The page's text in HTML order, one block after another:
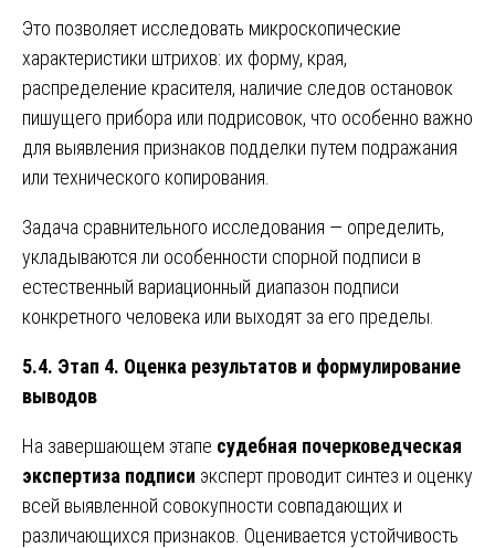
Это позволяет исследовать микроскопические
характеристики штрихов: их форму, края,
распределение красителя, наличие следов остановок
пишущего прибора или подрисовок, что особенно важно
для выявления признаков подделки путем подражания
или технического копирования.
Задача сравнительного исследования — определить,
укладываются ли особенности спорной подписи в
естественный вариационный диапазон подписи
конкретного человека или выходят за его пределы.
5.4. Этап 4. Оценка результатов и формулирование
выводов
На завершающем этапе судебная почерковедческая
экспертиза подписи эксперт проводит синтез и оценку
всей выявленной совокупности совпадающих и
различающихся признаков. Оценивается устойчивость